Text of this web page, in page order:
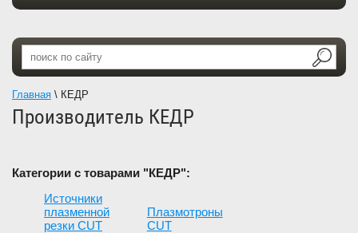
Главная \ КЕДР
Производитель КЕДР
Категории с товарами "КЕДР":
Источники
плазменной
резки CUT
Плазмотроны
CUT